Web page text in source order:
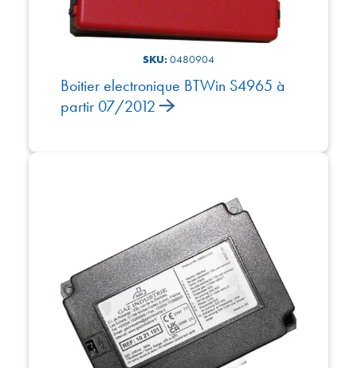
SKU:0480904
Boitier electronique BTWin S4965 à
partir 07/2012